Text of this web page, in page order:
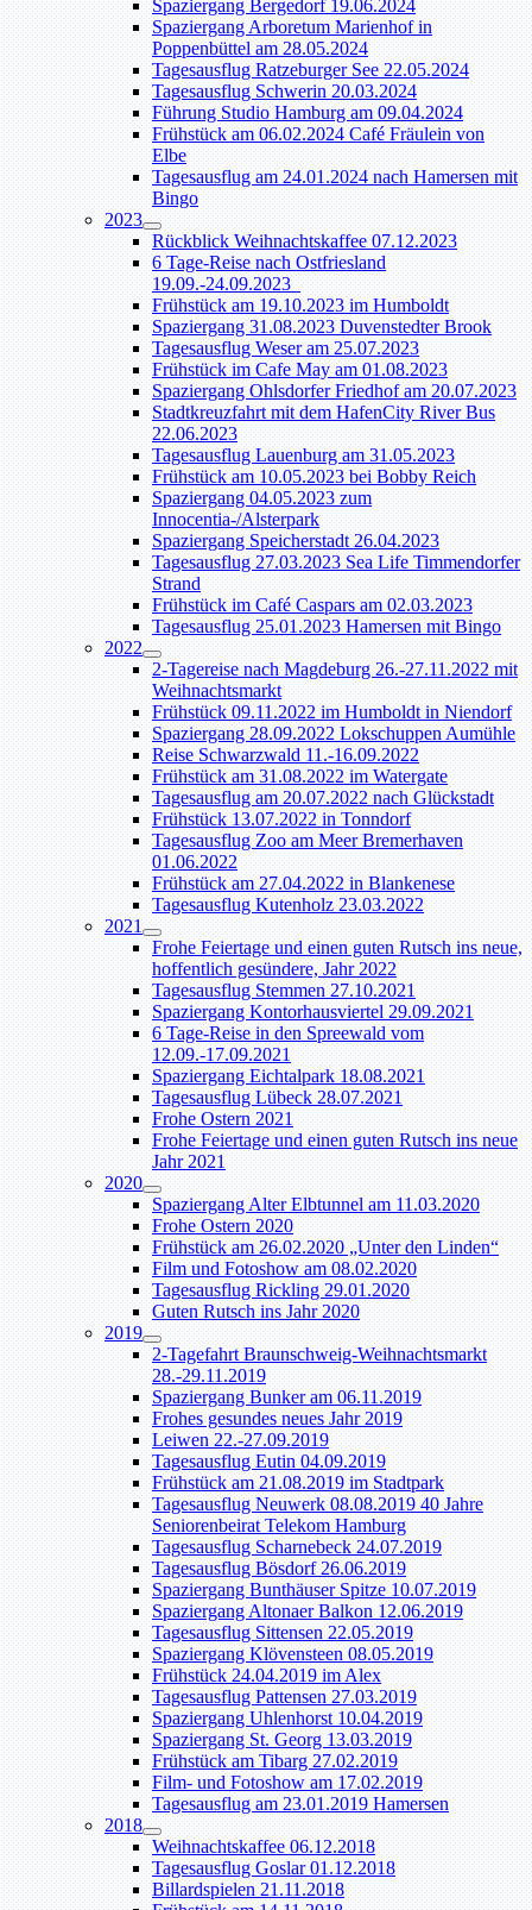
Spaziergang Bergedorf 19.06.2024
Spaziergang Arboretum Marienhof in
Poppenbüttel am 28.05.2024
Tagesausflug Ratzeburger See 22.05.2024
Tagesausflug Schwerin 20.03.2024
Führung Studio Hamburg am 09.04.2024
Frühstück am 06.02.2024 Café Fräulein von
Elbe
Tagesausflug am 24.01.2024 nach Hamersen mit
Bingo
2023
Rückblick Weihnachtskaffee 07.12.2023
6 Tage-Reise nach Ostfriesland
19.09.-24.09.2023
Frühstück am 19.10.2023 im Humboldt
Spaziergang 31.08.2023 Duvenstedter Brook
Tagesausflug Weser am 25.07.2023
Frühstück im Cafe May am 01.08.2023
Spaziergang Ohlsdorfer Friedhof am 20.07.2023
Stadtkreuzfahrt mit dem HafenCity River Bus
22.06.2023
Tagesausflug Lauenburg am 31.05.2023
Frühstück am 10.05.2023 bei Bobby Reich
Spaziergang 04.05.2023 zum
Innocentia-/Alsterpark
Spaziergang Speicherstadt 26.04.2023
Tagesausflug 27.03.2023 Sea Life Timmendorfer
Strand
Frühstück im Café Caspars am 02.03.2023
Tagesausflug 25.01.2023 Hamersen mit Bingo
2022
2-Tagereise nach Magdeburg 26.-27.11.2022 mit
Weihnachtsmarkt
Frühstück 09.11.2022 im Humboldt in Niendorf
Spaziergang 28.09.2022 Lokschuppen Aumühle
Reise Schwarzwald 11.-16.09.2022
Frühstück am 31.08.2022 im Watergate
Tagesausflug am 20.07.2022 nach Glückstadt
Frühstück 13.07.2022 in Tonndorf
Tagesausflug Zoo am Meer Bremerhaven
01.06.2022
Frühstück am 27.04.2022 in Blankenese
Tagesausflug Kutenholz 23.03.2022
2021
Frohe Feiertage und einen guten Rutsch ins neue,
hoffentlich gesündere, Jahr 2022
Tagesausflug Stemmen 27.10.2021
Spaziergang Kontorhausviertel 29.09.2021
6 Tage-Reise in den Spreewald vom
12.09.-17.09.2021
Spaziergang Eichtalpark 18.08.2021
Tagesausflug Lübeck 28.07.2021
Frohe Ostern 2021
Frohe Feiertage und einen guten Rutsch ins neue
Jahr 2021
2020
Spaziergang Alter Elbtunnel am 11.03.2020
Frohe Ostern 2020
Frühstück am 26.02.2020 „Unter den Linden“
Film und Fotoshow am 08.02.2020
Tagesausflug Rickling 29.01.2020
Guten Rutsch ins Jahr 2020
2019
2-Tagefahrt Braunschweig-Weihnachtsmarkt
28.-29.11.2019
Spaziergang Bunker am 06.11.2019
Frohes gesundes neues Jahr 2019
Leiwen 22.-27.09.2019
Tagesausflug Eutin 04.09.2019
Frühstück am 21.08.2019 im Stadtpark
Tagesausflug Neuwerk 08.08.2019 40 Jahre
Seniorenbeirat Telekom Hamburg
Tagesausflug Scharnebeck 24.07.2019
Tagesausflug Bösdorf 26.06.2019
Spaziergang Bunthäuser Spitze 10.07.2019
Spaziergang Altonaer Balkon 12.06.2019
Tagesausflug Sittensen 22.05.2019
Spaziergang Klövensteen 08.05.2019
Frühstück 24.04.2019 im Alex
Tagesausflug Pattensen 27.03.2019
Spaziergang Uhlenhorst 10.04.2019
Spaziergang St. Georg 13.03.2019
Frühstück am Tibarg 27.02.2019
Film- und Fotoshow am 17.02.2019
Tagesausflug am 23.01.2019 Hamersen
2018
Weihnachtskaffee 06.12.2018
Tagesausflug Goslar 01.12.2018
Billardspielen 21.11.2018